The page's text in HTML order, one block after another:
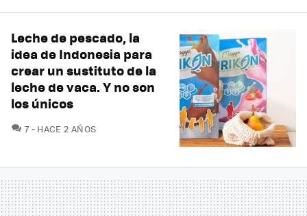
Leche de pescado, la
idea de Indonesia para
crear un sustituto de la
leche de vaca. Y no son
los únicos
7COMENTARIOS
HACE 2 AÑOS